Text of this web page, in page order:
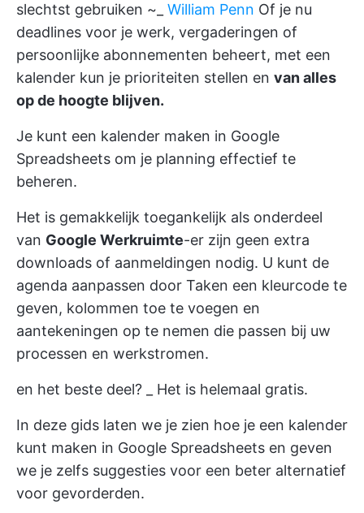
slechtst gebruiken ~_ William Penn Of je nu
deadlines voor je werk, vergaderingen of
persoonlijke abonnementen beheert, met een
kalender kun je prioriteiten stellen en van alles
op de hoogte blijven.
Je kunt een kalender maken in Google
Spreadsheets om je planning effectief te
beheren.
Het is gemakkelijk toegankelijk als onderdeel
van Google Werkruimte-er zijn geen extra
downloads of aanmeldingen nodig. U kunt de
agenda aanpassen door Taken een kleurcode te
geven, kolommen toe te voegen en
aantekeningen op te nemen die passen bij uw
processen en werkstromen.
en het beste deel? _ Het is helemaal gratis.
In deze gids laten we je zien hoe je een kalender
kunt maken in Google Spreadsheets en geven
we je zelfs suggesties voor een beter alternatief
voor gevorderden.